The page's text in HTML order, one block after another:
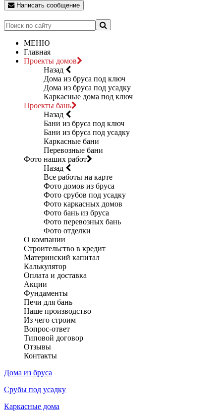
Написать сообщение
МЕНЮ
Главная
Проекты домов
Назад
Дома из бруса под ключ
Дома из бруса под усадку
Каркасные дома под ключ
Проекты бань
Назад
Бани из бруса под ключ
Бани из бруса под усадку
Каркасные бани
Перевозные бани
Фото наших работ
Назад
Все работы на карте
Фото домов из бруса
Фото срубов под усадку
Фото каркасных домов
Фото бань из бруса
Фото перевозных бань
Фото отделки
О компании
Строительство в кредит
Материнский капитал
Калькулятор
Оплата и доставка
Акции
Фундаменты
Печи для бань
Наше производство
Из чего строим
Вопрос-ответ
Типовой договор
Отзывы
Контакты
Дома из бруса
Срубы под усадку
Каркасные дома